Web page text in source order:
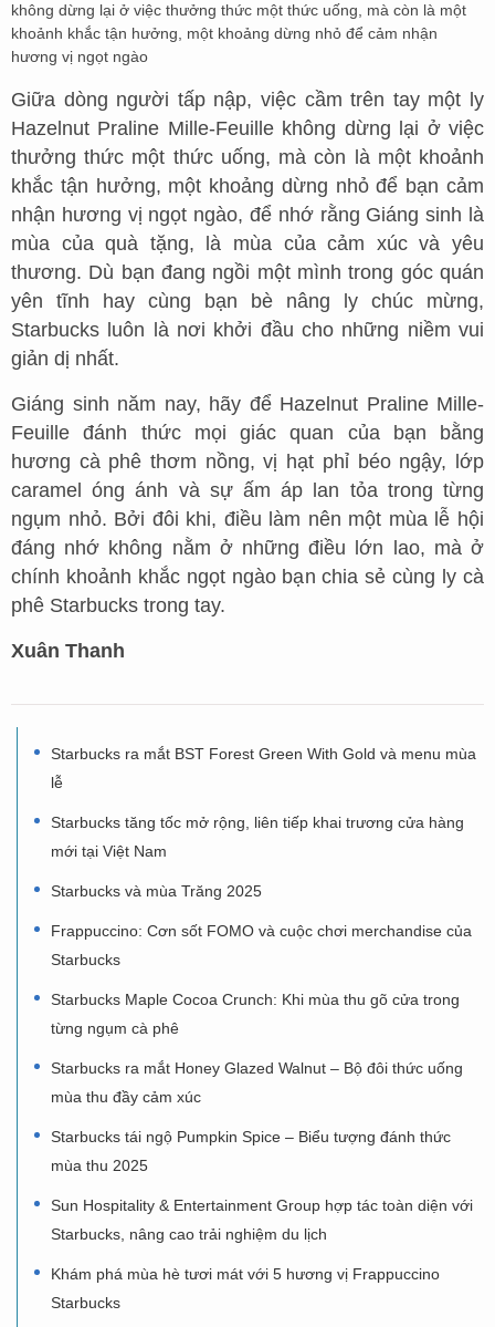
không dừng lại ở việc thưởng thức một thức uống, mà còn là một
khoảnh khắc tận hưởng, một khoảng dừng nhỏ để cảm nhận
hương vị ngọt ngào
Giữa dòng người tấp nập, việc cầm trên tay một ly
Hazelnut Praline Mille-Feuille không dừng lại ở việc
thưởng thức một thức uống, mà còn là một khoảnh
khắc tận hưởng, một khoảng dừng nhỏ để bạn cảm
nhận hương vị ngọt ngào, để nhớ rằng Giáng sinh là
mùa của quà tặng, là mùa của cảm xúc và yêu
thương. Dù bạn đang ngồi một mình trong góc quán
yên tĩnh hay cùng bạn bè nâng ly chúc mừng,
Starbucks luôn là nơi khởi đầu cho những niềm vui
giản dị nhất.
Giáng sinh năm nay, hãy để Hazelnut Praline Mille-
Feuille đánh thức mọi giác quan của bạn bằng
hương cà phê thơm nồng, vị hạt phỉ béo ngậy, lớp
caramel óng ánh và sự ấm áp lan tỏa trong từng
ngụm nhỏ. Bởi đôi khi, điều làm nên một mùa lễ hội
đáng nhớ không nằm ở những điều lớn lao, mà ở
chính khoảnh khắc ngọt ngào bạn chia sẻ cùng ly cà
phê Starbucks trong tay.
Xuân Thanh
Starbucks ra mắt BST Forest Green With Gold và menu mùa
lễ
Starbucks tăng tốc mở rộng, liên tiếp khai trương cửa hàng
mới tại Việt Nam
Starbucks và mùa Trăng 2025
Frappuccino: Cơn sốt FOMO và cuộc chơi merchandise của
Starbucks
Starbucks Maple Cocoa Crunch: Khi mùa thu gõ cửa trong
từng ngụm cà phê
Starbucks ra mắt Honey Glazed Walnut – Bộ đôi thức uống
mùa thu đầy cảm xúc
Starbucks tái ngộ Pumpkin Spice – Biểu tượng đánh thức
mùa thu 2025
Sun Hospitality & Entertainment Group hợp tác toàn diện với
Starbucks, nâng cao trải nghiệm du lịch
Khám phá mùa hè tươi mát với 5 hương vị Frappuccino
Starbucks